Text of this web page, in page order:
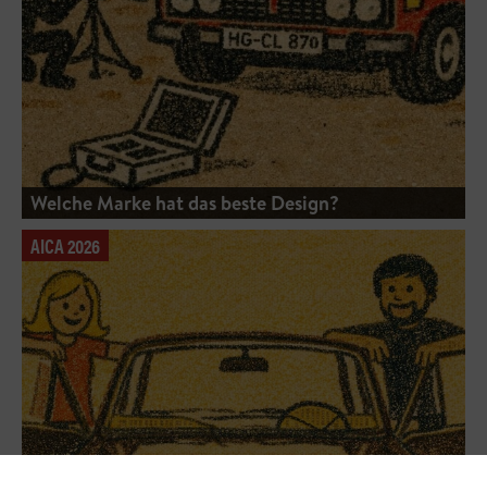
Welche Marke hat das beste Design?
AICA 2026